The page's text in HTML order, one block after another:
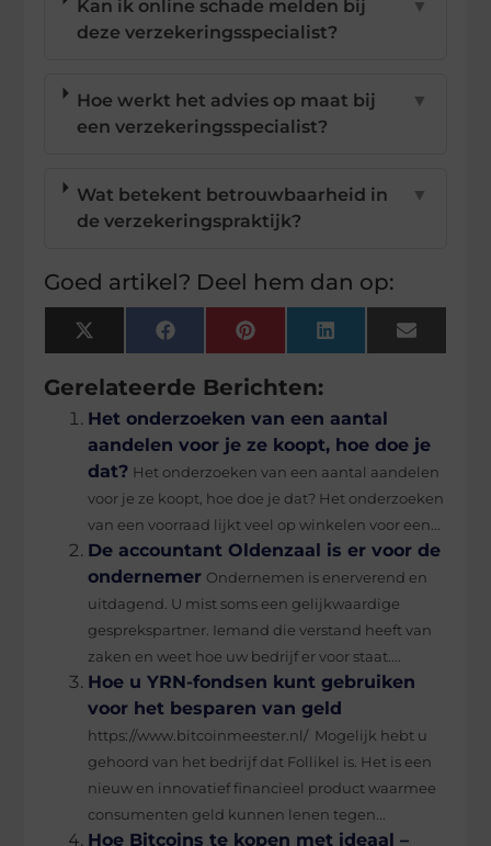
Kan ik online schade melden bij
deze verzekeringsspecialist?
▼
Hoe werkt het advies op maat bij
een verzekeringsspecialist?
▼
Wat betekent betrouwbaarheid in
de verzekeringspraktijk?
▼
Goed artikel? Deel hem dan op:
X
(Twitter)
FacebookPinterestLinkedInEmail
Gerelateerde Berichten:
Het onderzoeken van een aantal
aandelen voor je ze koopt, hoe doe je
dat? Het onderzoeken van een aantal aandelen
voor je ze koopt, hoe doe je dat? Het onderzoeken
van een voorraad lijkt veel op winkelen voor een...
De accountant Oldenzaal is er voor de
ondernemer Ondernemen is enerverend en
uitdagend. U mist soms een gelijkwaardige
gesprekspartner. Iemand die verstand heeft van
zaken en weet hoe uw bedrijf er voor staat....
Hoe u YRN-fondsen kunt gebruiken
voor het besparen van geld
https://www.bitcoinmeester.nl/ Mogelijk hebt u
gehoord van het bedrijf dat Follikel is. Het is een
nieuw en innovatief financieel product waarmee
consumenten geld kunnen lenen tegen...
Hoe Bitcoins te kopen met ideaal –